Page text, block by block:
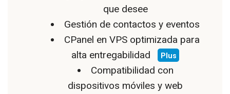
que desee
Gestión de contactos y eventos
CPanel en VPS optimizada para
alta entregabilidad
Plus
Compatibilidad con
dispositivos móviles y web